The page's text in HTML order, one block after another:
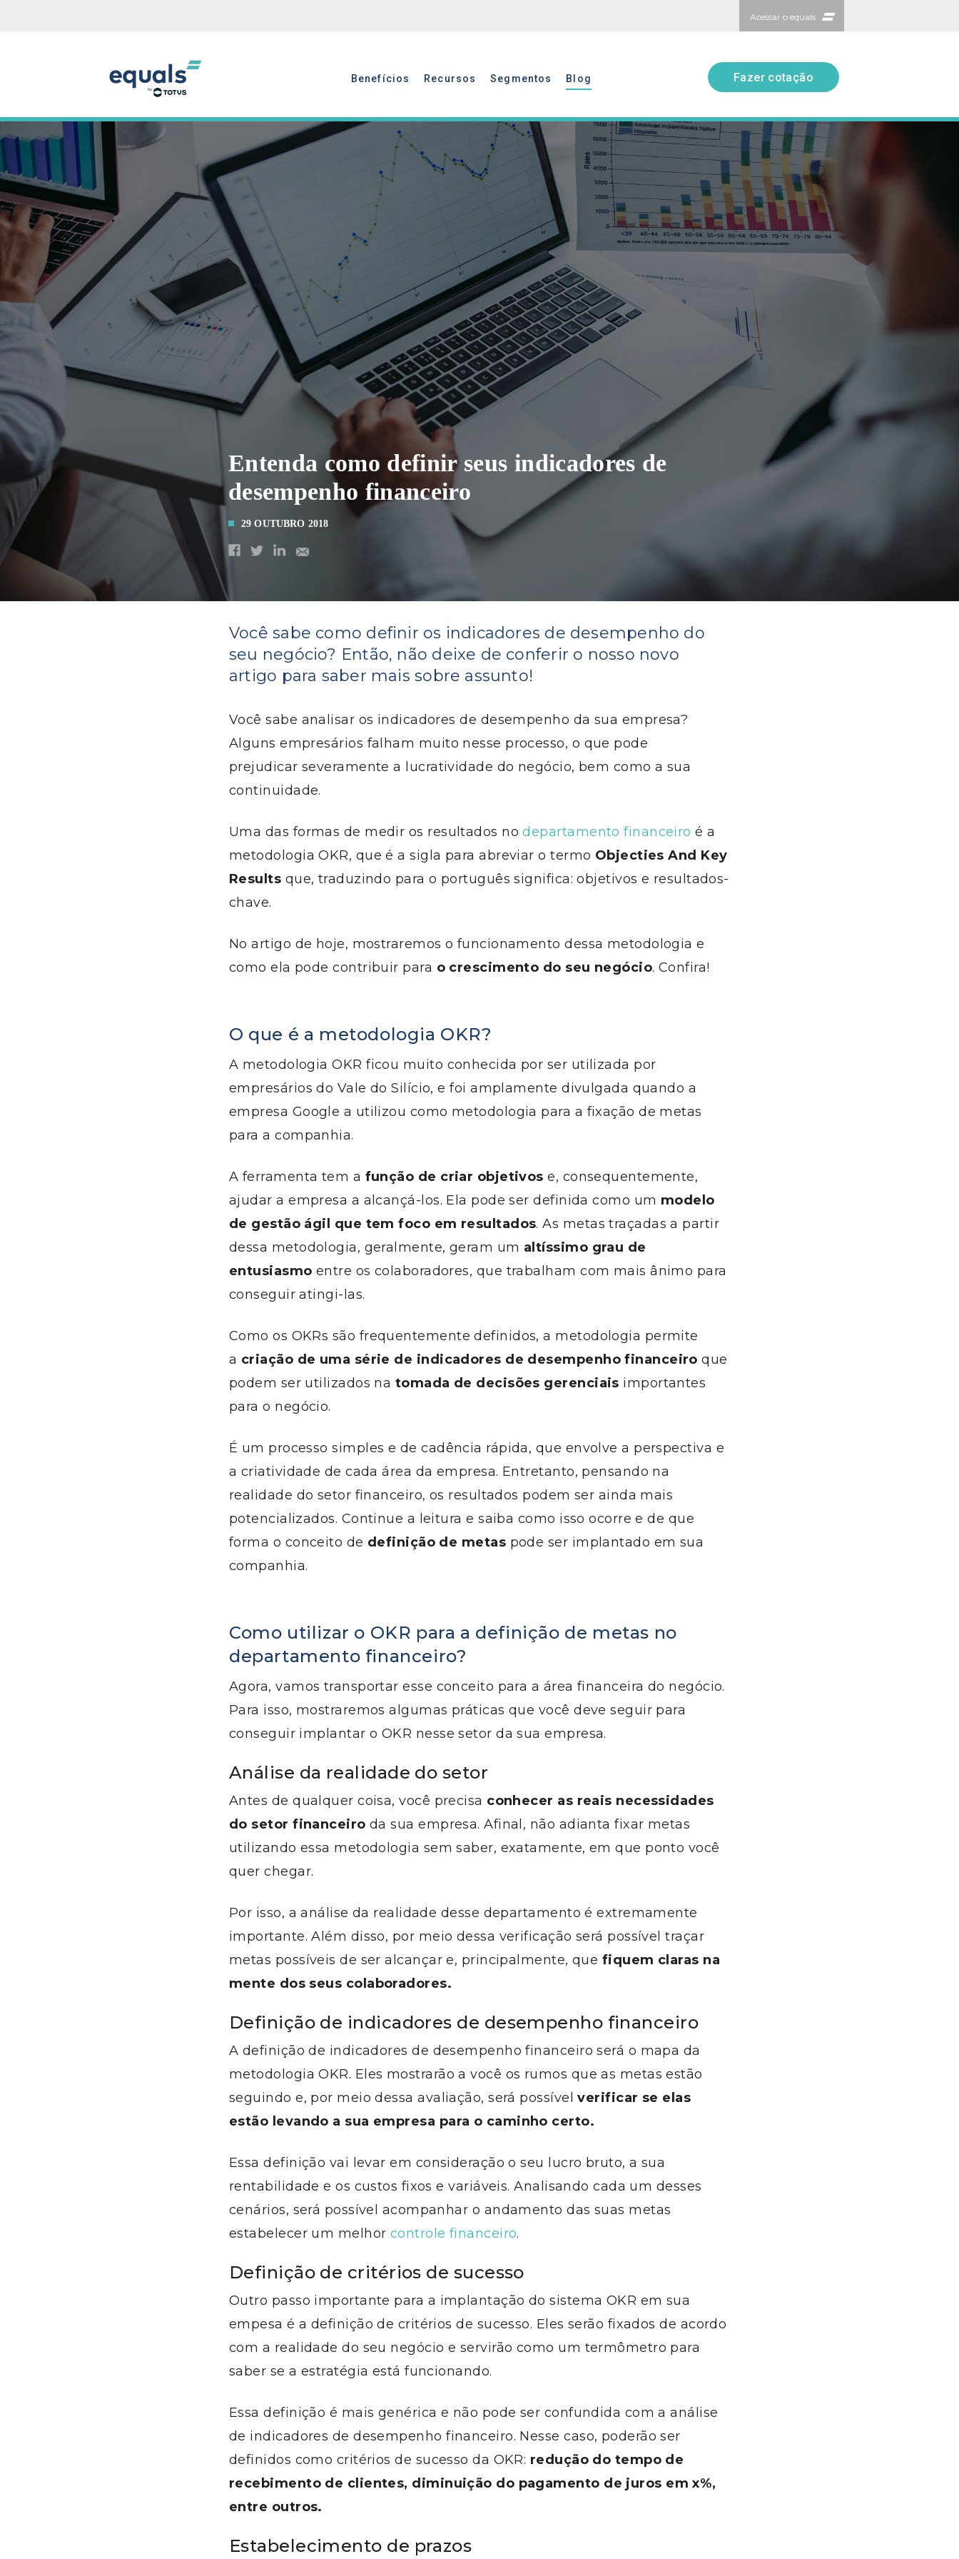
Acessar o equals
Fazer cotação
Benefícios Recursos Segmentos Blog
Fazer cotação
Entenda como definir seus indicadores de
desempenho financeiro
29 OUTUBRO 2018
Você sabe como definir os indicadores de desempenho do
seu negócio? Então, não deixe de conferir o nosso novo
artigo para saber mais sobre assunto!
Você sabe analisar os indicadores de desempenho da sua empresa?
Alguns empresários falham muito nesse processo, o que pode
prejudicar severamente a lucratividade do negócio, bem como a sua
continuidade.
Uma das formas de medir os resultados nodepartamento financeiro é a
metodologia OKR, que é a sigla para abreviar o termo Objecties And Key
Results que, traduzindo para o português significa: objetivos e resultados-
chave.
No artigo de hoje, mostraremos o funcionamento dessa metodologia e
como ela pode contribuir para o crescimento do seu negócio. Confira!
O que é a metodologia OKR?
A metodologia OKR ficou muito conhecida por ser utilizada por
empresários do Vale do Silício, e foi amplamente divulgada quando a
empresa Google a utilizou como metodologia para a fixação de metas
para a companhia.
A ferramenta tem a função de criar objetivos e, consequentemente,
ajudar a empresa a alcançá-los. Ela pode ser definida como um modelo
de gestão ágil que tem foco em resultados. As metas traçadas a partir
dessa metodologia, geralmente, geram um altíssimo grau de
entusiasmo entre os colaboradores, que trabalham com mais ânimo para
conseguir atingi-las.
Como os OKRs são frequentemente definidos, a metodologia permite
a criação de uma série de indicadores de desempenho financeiro que
podem ser utilizados na tomada de decisões gerenciais importantes
para o negócio.
É um processo simples e de cadência rápida, que envolve a perspectiva e
a criatividade de cada área da empresa. Entretanto, pensando na
realidade do setor financeiro, os resultados podem ser ainda mais
potencializados. Continue a leitura e saiba como isso ocorre e de que
forma o conceito de definição de metas pode ser implantado em sua
companhia.
Como utilizar o OKR para a definição de metas no
departamento financeiro?
Agora, vamos transportar esse conceito para a área financeira do negócio.
Para isso, mostraremos algumas práticas que você deve seguir para
conseguir implantar o OKR nesse setor da sua empresa.
Análise da realidade do setor
Antes de qualquer coisa, você precisa conhecer as reais necessidades
do setor financeiro da sua empresa. Afinal, não adianta fixar metas
utilizando essa metodologia sem saber, exatamente, em que ponto você
quer chegar.
Por isso, a análise da realidade desse departamento é extremamente
importante. Além disso, por meio dessa verificação será possível traçar
metas possíveis de ser alcançar e, principalmente, que fiquem claras na
mente dos seus colaboradores.
Definição de indicadores de desempenho financeiro
A definição de indicadores de desempenho financeiro será o mapa da
metodologia OKR. Eles mostrarão a você os rumos que as metas estão
seguindo e, por meio dessa avaliação, será possívelverificar se elas
estão levando a sua empresa para o caminho certo.
Essa definição vai levar em consideração o seu lucro bruto, a sua
rentabilidade e os custos fixos e variáveis. Analisando cada um desses
cenários, será possível acompanhar o andamento das suas metas
estabelecer um melhor controle financeiro.
Definição de critérios de sucesso
Outro passo importante para a implantação do sistema OKR em sua
empesa é a definição de critérios de sucesso. Eles serão fixados de acordo
com a realidade do seu negócio e servirão como um termômetro para
saber se a estratégia está funcionando.
Essa definição é mais genérica e não pode ser confundida com a análise
de indicadores de desempenho financeiro. Nesse caso, poderão ser
definidos como critérios de sucesso da OKR: redução do tempo de
recebimento de clientes, diminuição do pagamento de juros em x%,
entre outros.
Estabelecimento de prazos